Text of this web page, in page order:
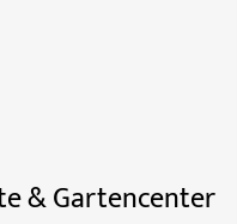
& Gartencenter